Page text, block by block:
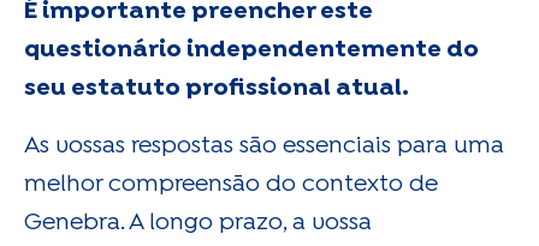
É importante preencher este
questionário independentemente do
seu estatuto profissional atual.
As vossas respostas são essenciais para uma
melhor compreensão do contexto de
Genebra. A longo prazo, a vossa